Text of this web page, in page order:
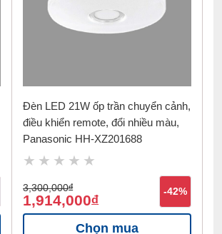
Đèn LED 21W ốp trần chuyển cảnh,
điều khiển remote, đổi nhiều màu,
Panasonic HH-XZ201688
3,300,000đ
1,914,000đ
-42%
Chọn mua